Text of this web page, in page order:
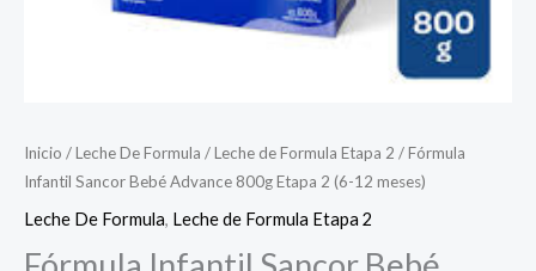
Inicio /Leche De Formula /Leche de Formula Etapa 2 / Fórmula
Infantil Sancor Bebé Advance 800g Etapa 2 (6-12 meses)
Leche De Formula, Leche de Formula Etapa 2